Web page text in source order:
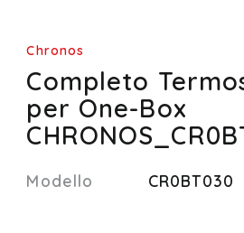
Chronos
Completo
per One-Box
Modello CR0BT030